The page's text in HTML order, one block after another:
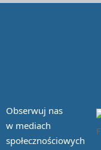
Obserwuj nas
w mediach
społecznościowych